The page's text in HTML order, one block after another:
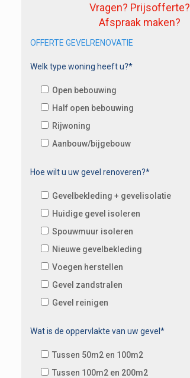
Vragen? Prijsofferte?
Afspraak maken?
OFFERTE GEVELRENOVATIE
Welk type woning heeft u?*
Open bebouwing
Half open bebouwing
Rijwoning
Aanbouw/bijgebouw
Hoe wilt u uw gevel renoveren?*
Gevelbekleding + gevelisolatie
Huidige gevel isoleren
Spouwmuur isoleren
Nieuwe gevelbekleding
Voegen herstellen
Gevel zandstralen
Gevel reinigen
Wat is de oppervlakte van uw gevel*
Tussen 50m2 en 100m2
Tussen 100m2 en 200m2